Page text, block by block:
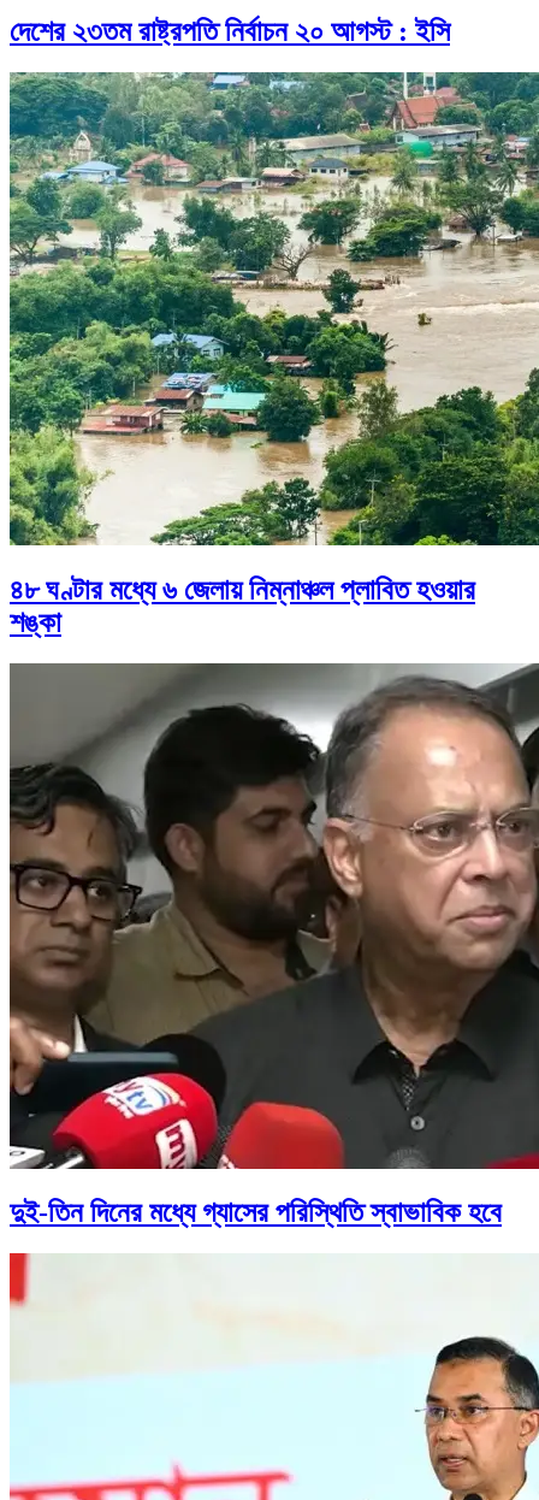
দেশের ২৩তম রাষ্ট্রপতি নির্বাচন ২০ আগস্ট : ইসি
৪৮ ঘণ্টার মধ্যে ৬ জেলায় নিম্নাঞ্চল প্লাবিত হওয়ার
শঙ্কা
দুই-তিন দিনের মধ্যে গ্যাসের পরিস্থিতি স্বাভাবিক হবে